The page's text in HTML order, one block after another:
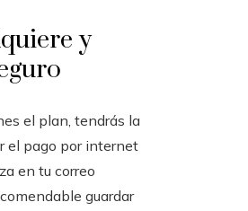
y
el plan, tendrás la
el pago por internet
en tu correo
guardar